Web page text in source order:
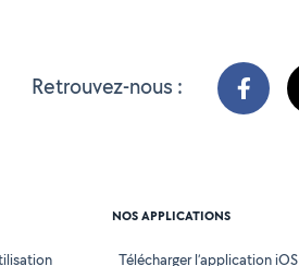
Retrouvez-nous :
NOS APPLICATIONS
Télécharger l’application iOS